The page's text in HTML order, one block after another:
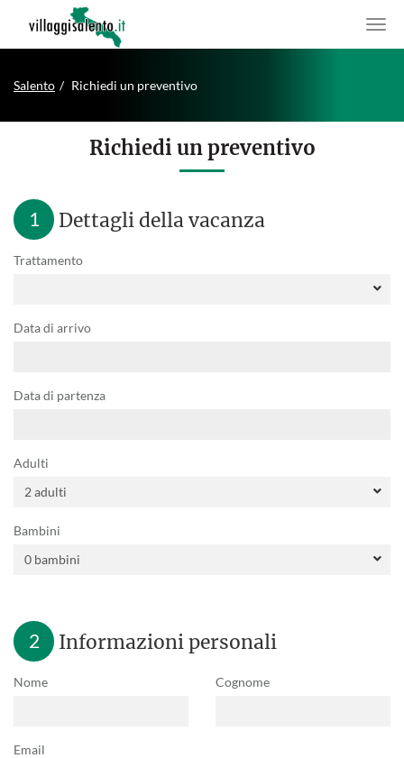
Salento Richiedi un preventivo
Richiedi un preventivo
1 Dettagli della vacanza
Trattamento
Data di arrivo
Data di partenza
Adulti
Bambini
2 Informazioni personali
Nome Cognome
Email